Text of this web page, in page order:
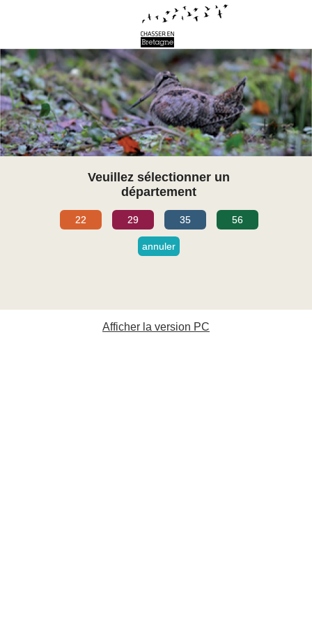
Veuillez sélectionner un
département
22 29 35 56
annuler
Afficher la version PC